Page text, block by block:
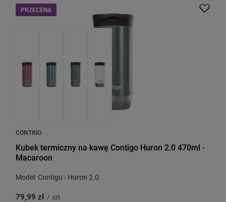
PRZECENA
CONTIGO
Kubek termiczny na kawę Contigo Huron 2.0 470ml -
Macaroon
Model: Contigo - Huron 2.0
79,99 zł / szt.